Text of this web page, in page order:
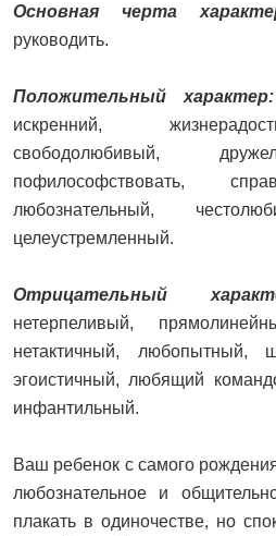
Основная черта
руководить.
Положительный характер:
искренний,
свободолюбивый,
пофилософствовать,
любознательный,
целеустремленный.
Отрицательный
нетерпеливый,
нетактичный, любопытный,
эгоистичный, любящий
инфантильный.
Ваш ребенок с самого
любознательное и
плакать в одиночестве, но